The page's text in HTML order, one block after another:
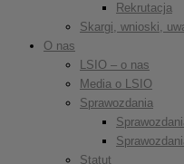
Rekrutacja
Skargi, wnioski,
O nas
LSIO – o nas
Media o LSIO
Sprawozdania
Statut